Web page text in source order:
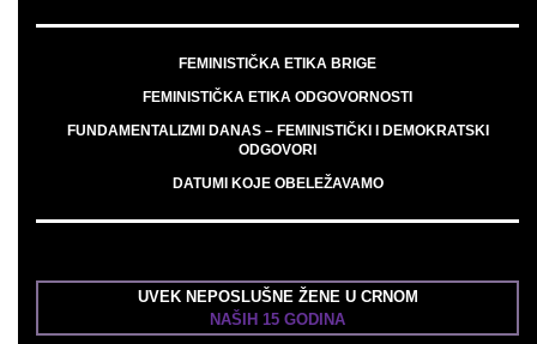
FEMINISTIČKA ETIKA BRIGE
FEMINISTIČKA ETIKA ODGOVORNOSTI
FUNDAMENTALIZMI DANAS – FEMINISTIČKI I DEMOKRATSKI
ODGOVORI
DATUMI KOJE OBELEŽAVAMO
UVEK NEPOSLUŠNE ŽENE U CRNOM
NAŠIH 15 GODINA